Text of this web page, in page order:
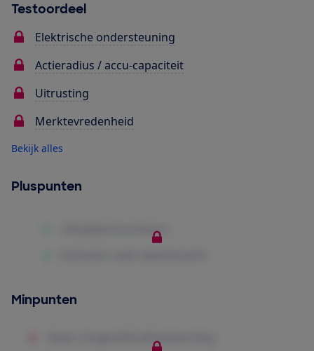
Testoordeel
Elektrische ondersteuning
Actieradius / accu-capaciteit
Uitrusting
Merktevredenheid
Bekijk alles
Pluspunten
Minpunten